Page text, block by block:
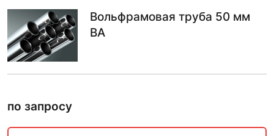
Вольфрамовая труба 50 мм
ВА
по запросу